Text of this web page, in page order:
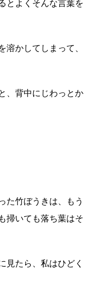
とよくそんな言葉を
かしてしまって、
、背中にじわっとか
た竹ぼうきは、もう
掃いても落ち葉はそ
見たら、私はひどく